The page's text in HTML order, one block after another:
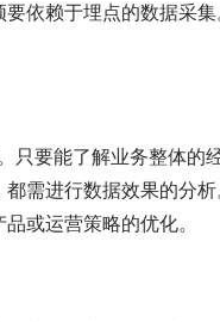
依赖于埋点的数据采集
只要能了解业务整体的
需进行数据效果的分析
或运营策略的优化。